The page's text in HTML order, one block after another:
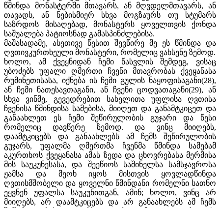
წმინდა მონასტერში მთავარს, ან მღვდელმთავარს, ან
თავადს, ან ნებისმიერ სხვა მოგზაურს თუ სტუმარს
საზრდოს მისაღებად, მონასტერს ყოველთვის ქონდა
საშუალება პატიოსნად გამასპინძლებისა.
მაშასადამე, ასეთივე წესით შევწირე მე ეს წმინდა და
ღვთივკურთხეული მონასტერი, რომელიც ვახსენე ზემოდ.
ხოლო, ამ ქვეყნიდან ჩემი წასვლის შემდეგ, ვისაც
უბოძებს უფალი ღმერთი ჩვენი მთავრობას ქვეყანასა
რუმინეთისასა, იქნება ის ჩემი გულის ნაყოფისაგანი(28),
ან ჩემი ნათესავთაგანი, ან ჩვენი ცოდვათაგანი(29), ან
სხვა ვინმე, გევედრებით სახელითა უფლისა ღვთისა
ჩვენისა წმინდისა სამებისა, მიიღეთ და განამტკიცეთ და
განაახლეთ ეს ჩემი შეწირულობის გუჯარი და წესი
რომელიც დავწერე ზემოდ. და ვინც მიიღებს,
დაამტკიცებს და განაახლებს ამ ჩემს შეწირულობის
გუჯარს, უფალმა ღმერთმა ჩვენმა წმინდა სამებამ
აკურთხოს ქვეყანასა ამას ზედა და ცხოვრებასა მერმისა
მის საუკუნესასა, და შეეწიოს საშინელსა სამსჯავროსა
ჟამსა და მეოხ იყოს მისთვის ყოვლადწინდა
ღვთისმშობელი და ყოველნი წმინდანი რომელნი სათნო
ეყვნენ უფალსა საუკუნითგან, ამინ; ხოლო, ვინც არ
მიიღებს, არ დაამტკიცებს და არ განაახლებს ამ ჩემს